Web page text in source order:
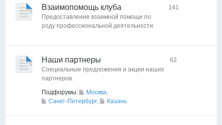
Взаимопомощь клуба
Предоставление взаимной помощи по
роду профессиональной деятельности.
141
Наши партнеры
Специальные предложения и акции наших
партнеров.
Подфорумы:
Москва,
Санкт-Петербург, Казань
62